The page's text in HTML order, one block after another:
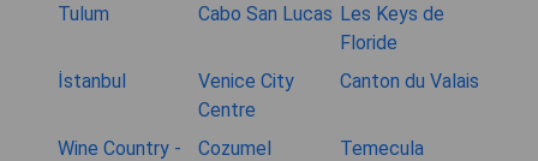
Tulum
Cabo San Lucas Les Keys de
Floride
İstanbul
Venice City
Centre
Canton du Valais
Wine Country -
Cozumel Temecula